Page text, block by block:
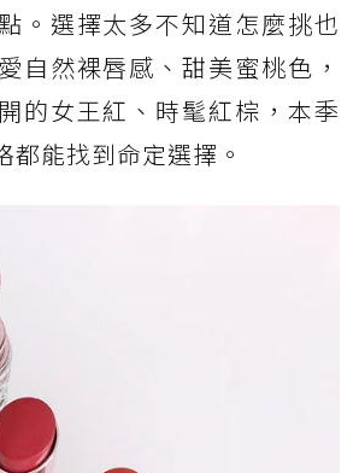
。選擇太多不知道怎麼挑也
自然裸唇感、甜美蜜桃色，
的女王紅、時髦紅棕，本季
都能找到命定選擇。